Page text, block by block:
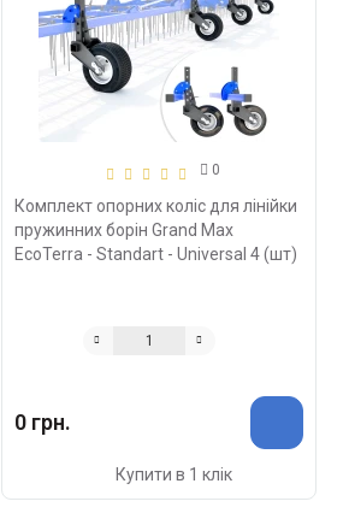
0
Комплект опорних коліс для лінійки
пружинних борін Grand Max
EcoTerra - Standart - Universal 4 (шт)
0 грн.
Купити в 1 клік